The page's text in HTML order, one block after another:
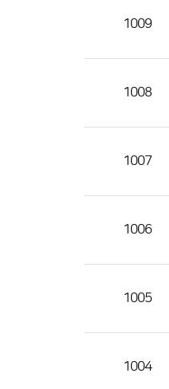
다.
1009
1008
1007
1006
1005
1004